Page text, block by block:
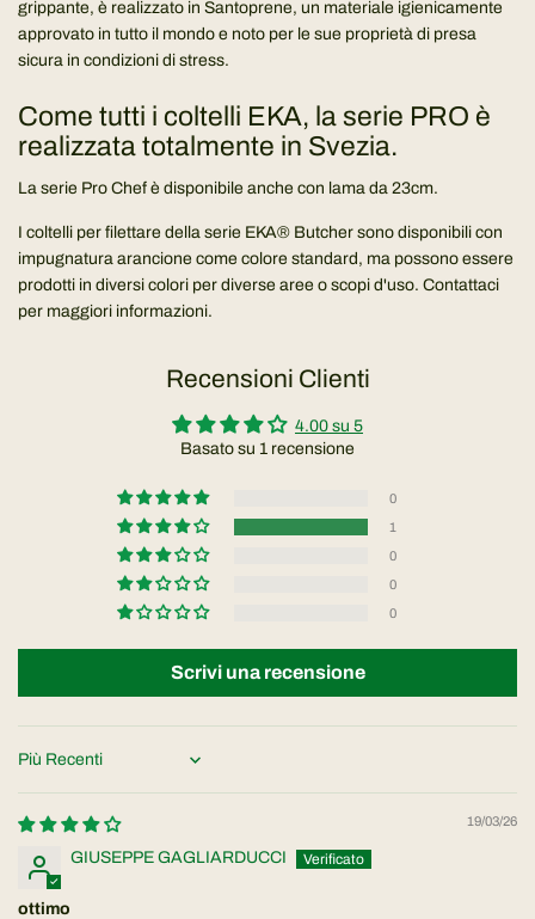
grippante, è realizzato in Santoprene, un materiale igienicamente
approvato in tutto il mondo e noto per le sue proprietà di presa
sicura in condizioni di stress.
Come tutti i coltelli EKA, la serie PRO è
realizzata totalmente in Svezia.
La serie Pro Chef è disponibile anche con lama da 23cm.
I coltelli per filettare della serie EKA® Butcher sono disponibili con
impugnatura arancione come colore standard, ma possono essere
prodotti in diversi colori per diverse aree o scopi d'uso. Contattaci
per maggiori informazioni.
Recensioni Clienti
4.00 su 5
Basato su 1 recensione
0
1
0
0
0
Scrivi una recensione
Sort by
19/03/26
GIUSEPPE GAGLIARDUCCI
ottimo